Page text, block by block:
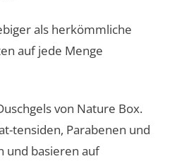
als herkömmliche
auf jede Menge
von Nature Box.
tensiden, Parabenen und
und basieren auf